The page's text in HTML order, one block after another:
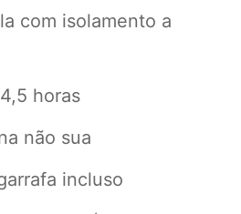
com isolamento a
horas
não sua
incluso